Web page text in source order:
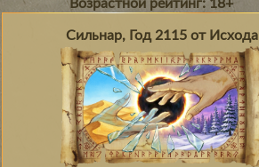
Возрастной рейтинг: 18+
Сильнар, Год 2115 от Исхода